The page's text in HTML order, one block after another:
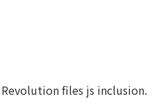
files js inclusion.